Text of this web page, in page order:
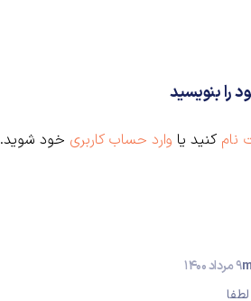
را بنویسید
نام کنید یا وارد حساب کاربری خود شوید.
9 مرداد 1400